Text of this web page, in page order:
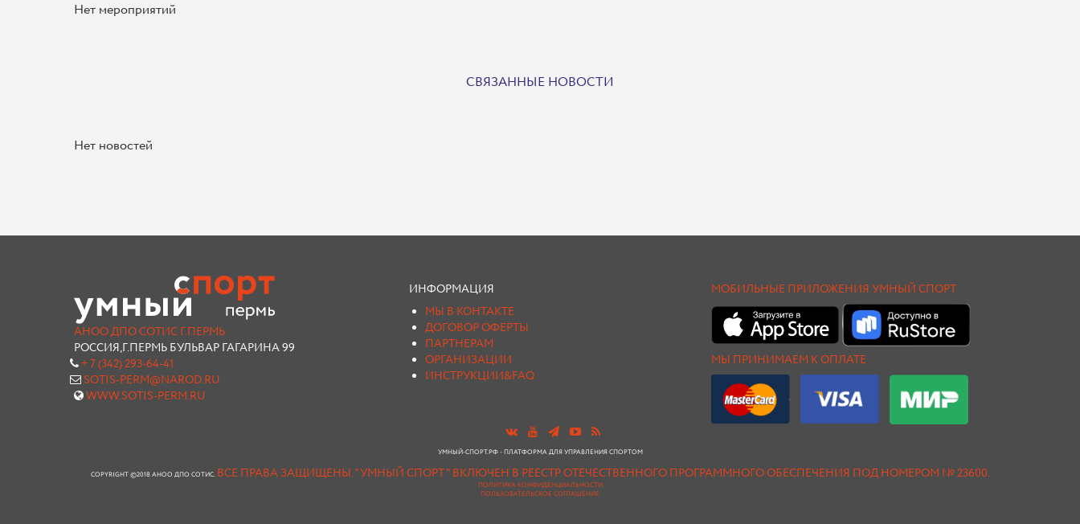
Нет мероприятий
СВЯЗАННЫЕ НОВОСТИ
Нет новостей
АНОО ДПО СОТИС Г.ПЕРМЬ
РОССИЯ,Г.ПЕРМЬ БУЛЬВАР ГАГАРИНА 99
+ 7 (342) 293-64-41
SOTIS-PERM@NAROD.RU
WWW.SOTIS-PERM.RU
ИНФОРМАЦИЯ
МЫ В КОНТАКТЕ
ДОГОВОР ОФЕРТЫ
ПАРТНЕРАМ
ОРГАНИЗАЦИИ
ИНСТРУКЦИИ&FAQ
МОБИЛЬНЫЕ ПРИЛОЖЕНИЯ УМНЫЙ СПОРТ
МЫ ПРИНИМАЕМ К ОПЛАТЕ
УМНЫЙ-СПОРТ.РФ - ПЛАТФОРМА ДЛЯ УПРАВЛЕНИЯ СПОРТОМ
COPYRIGHT ©2018 АНОО ДПО СОТИС. ВСЕ ПРАВА ЗАЩИЩЕНЫ."УМНЫЙ СПОРТ " ВКЛЮЧЕН В РЕЕСТР ОТЕЧЕСТВЕННОГО ПРОГРАММНОГО ОБЕСПЕЧЕНИЯ ПОД НОМЕРОМ № 23600.
ПОЛИТИКА КОНФИДЕНЦИАЛЬНОСТИ
ПОЛЬЗОВАТЕЛЬСКОЕ СОГЛАШЕНИЕ